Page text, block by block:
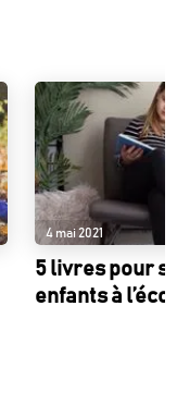
4 mai 2021
5 livres pour
enfants à